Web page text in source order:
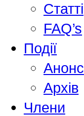
Статті
FAQ’s
Події
Анонс
Архів
Члени